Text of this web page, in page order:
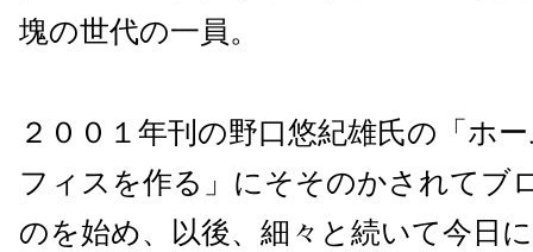
塊の世代の一員。
２００１年刊の野口悠紀雄氏の「ホ
フィスを作る」にそそのかされてブ
のを始め、以後、細々と続いて今日